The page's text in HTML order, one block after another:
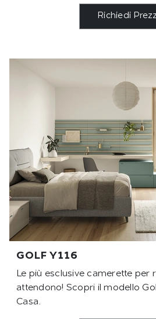
Richiedi
GOLF Y116
Le più esclusive camerette per
attendono! Scopri il modello
Casa.